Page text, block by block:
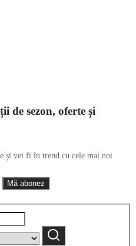
de sezon, oferte și
și vei fi în trend cu cele mai noi
category:
Caută